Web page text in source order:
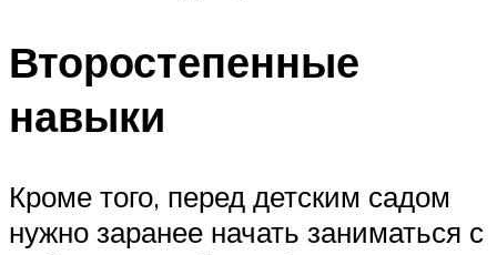
Второстепенные
навыки
Кроме того, перед детским садом
нужно заранее начать заниматься с